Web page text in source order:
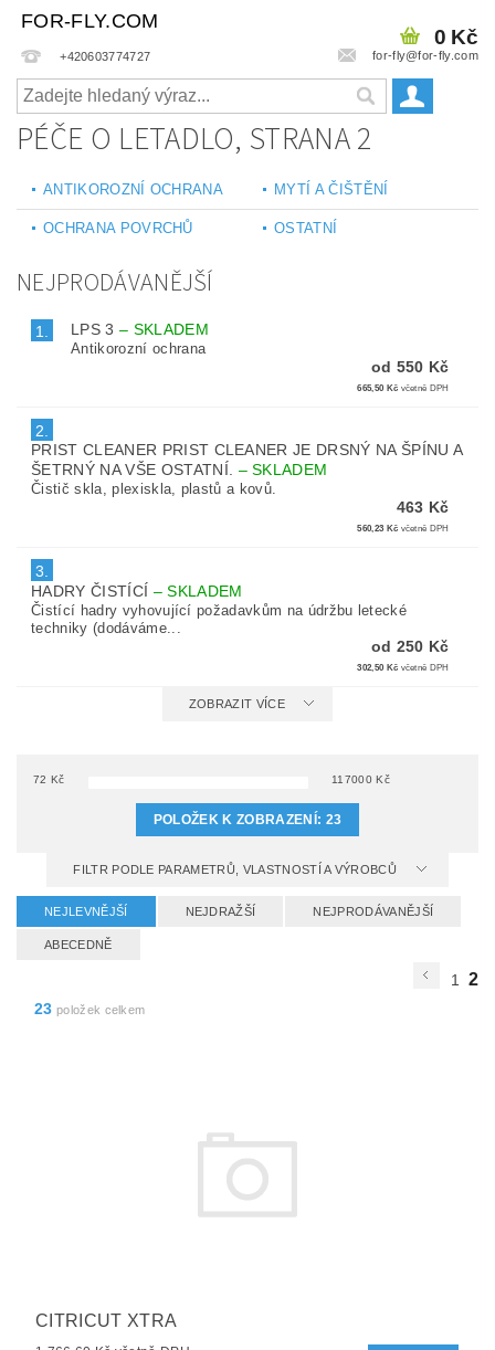
FOR-FLY.COM
+420603774727 for-fly@for-fly.com
0 Kč
PÉČE O LETADLO, STRANA 2
ANTIKOROZNÍ OCHRANA MYTÍ A ČIŠTĚNÍ
OCHRANA POVRCHŮ OSTATNÍ
NEJPRODÁVANĚJŠÍ
1. LPS 3– SKLADEM
Antikorozní ochrana
od 550 Kč
665,50 Kč včetně DPH
2.
PRIST CLEANER PRIST CLEANER JE DRSNÝ NA ŠPÍNU A
ŠETRNÝ NA VŠE OSTATNÍ. –SKLADEM
Čistič skla, plexiskla, plastů a kovů.
463 Kč
560,23 Kč včetně DPH
3.
HADRY ČISTÍCÍ –SKLADEM
Čistící hadry vyhovující požadavkům na údržbu letecké
techniky (dodáváme...
od 250 Kč
302,50 Kč včetně DPH
ZOBRAZIT VÍCE
72 Kč 117000 Kč
POLOŽEK K ZOBRAZENÍ: 23
FILTR PODLE PARAMETRŮ, VLASTNOSTÍ A VÝROBCŮ
NEJLEVNĚJŠÍ NEJDRAŽŠÍ NEJPRODÁVANĚJŠÍ
ABECEDNĚ
1 2
23 položek celkem
CITRICUT XTRA